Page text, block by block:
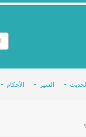
السير الأحكام